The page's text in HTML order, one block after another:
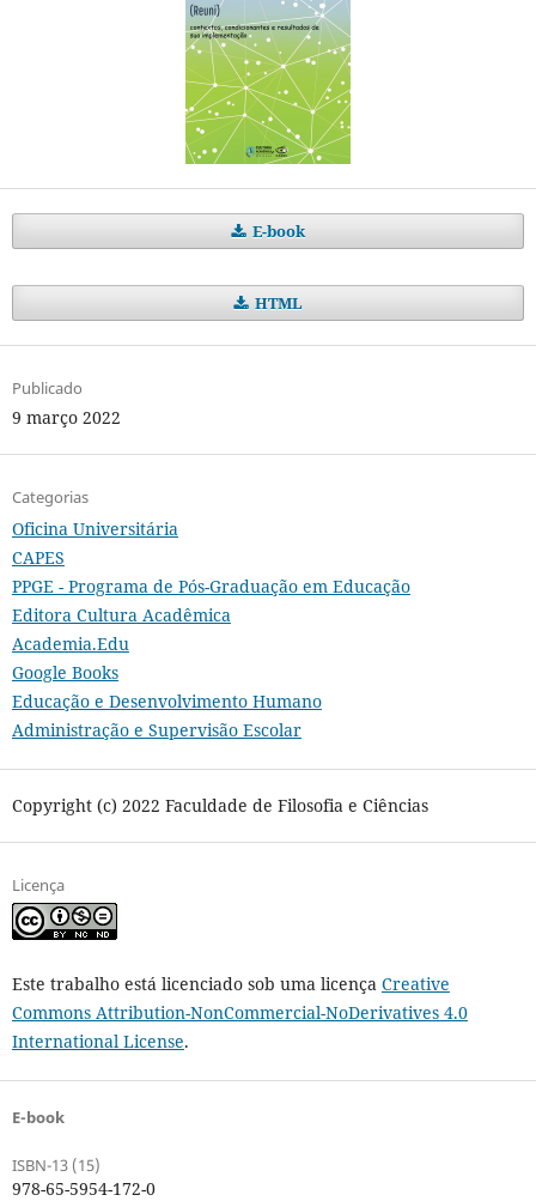
E-book
HTML
Publicado
9 março 2022
Categorias
Oficina Universitária
CAPES
PPGE - Programa de Pós-Graduação em Educação
Editora Cultura Acadêmica
Academia.Edu
Google Books
Educação e Desenvolvimento Humano
Administração e Supervisão Escolar
Copyright (c) 2022 Faculdade de Filosofia e Ciências
Licença
Este trabalho está licenciado sob uma licença Creative
Commons Attribution-NonCommercial-NoDerivatives 4.0
International License.
E-book
ISBN-13 (15)
978-65-5954-172-0